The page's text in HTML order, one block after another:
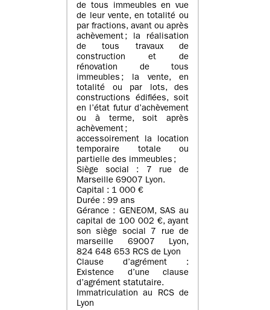
de tous immeubles en vue
de leur vente, en totalité ou
par fractions, avant ou après
achèvement ; la réalisation
de tous travaux de
construction et de
rénovation de tous
immeubles ; la vente, en
totalité ou par lots, des
constructions édifiées, soit
en l’état futur d’achèvement
ou à terme, soit après
achèvement ;
accessoirement la location
temporaire totale ou
partielle des immeubles ;
Siège social : 7 rue de
Marseille 69007 Lyon.
Capital : 1 000 €
Durée : 99 ans
Gérance : GENEOM, SAS au
capital de 100 002 €, ayant
son siège social 7 rue de
marseille 69007 Lyon,
824 648 653 RCS de Lyon
Clause d’agrément :
Existence d’une clause
d’agrément statutaire.
Immatriculation au RCS de
Lyon